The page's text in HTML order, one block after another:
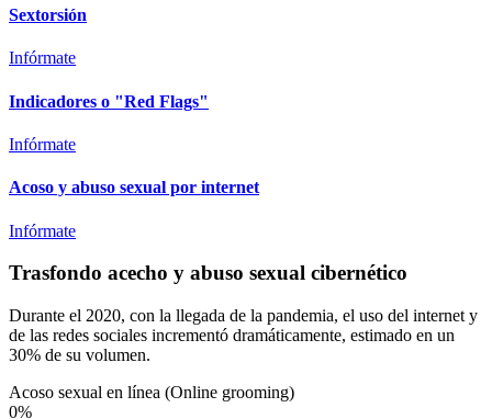
Sextorsión
Infórmate
Indicadores o "Red Flags"
Infórmate
Acoso y abuso sexual por internet
Infórmate
Trasfondo acecho y abuso sexual cibernético
Durante el 2020, con la llegada de la pandemia, el uso del internet y
de las redes sociales incrementó dramáticamente, estimado en un
30% de su volumen.
Acoso sexual en línea (Online grooming)
0%